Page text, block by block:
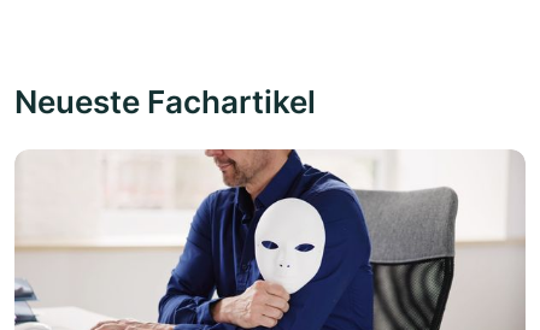
Neueste Fachartikel